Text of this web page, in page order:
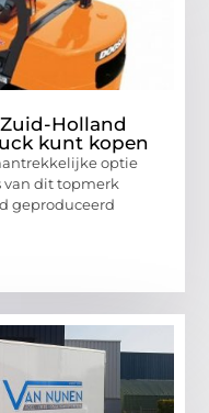
Holland
kunt kopen
optie
van dit topmerk
geproduceerd